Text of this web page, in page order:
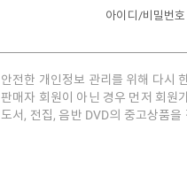
아이디/비밀번호
안전한 개인정보 관리를 위해 다시
판매자 회원이 아닌 경우 먼저 회원
도서, 전집, 음반 DVD의 중고상품